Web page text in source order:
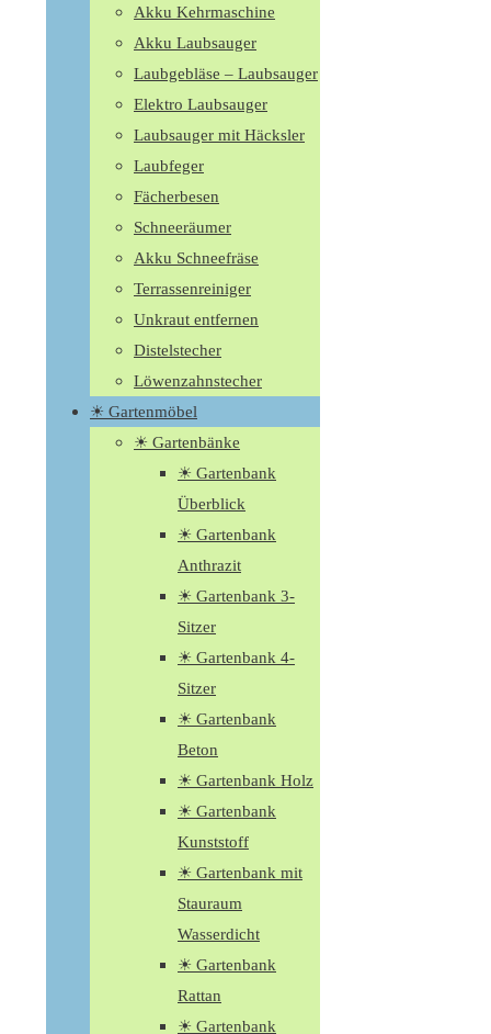
Akku Kehrmaschine
Akku Laubsauger
Laubgebläse – Laubsauger
Elektro Laubsauger
Laubsauger mit Häcksler
Laubfeger
Fächerbesen
Schneeräumer
Akku Schneefräse
Terrassenreiniger
Unkraut entfernen
Distelstecher
Löwenzahnstecher
☀ Gartenmöbel
☀ Gartenbänke
☀ Gartenbank
Überblick
☀ Gartenbank
Anthrazit
☀ Gartenbank 3-
Sitzer
☀ Gartenbank 4-
Sitzer
☀ Gartenbank
Beton
☀ Gartenbank Holz
☀ Gartenbank
Kunststoff
☀ Gartenbank mit
Stauraum
Wasserdicht
☀ Gartenbank
Rattan
☀ Gartenbank